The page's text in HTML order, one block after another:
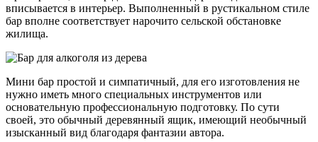
вписывается в интерьер. Выполненный в рустикальном стиле
бар вполне соответствует нарочито сельской обстановке
жилища.
Мини бар простой и симпатичный, для его изготовления не
нужно иметь много специальных инструментов или
основательную профессиональную подготовку. По сути
своей, это обычный деревянный ящик, имеющий необычный
изысканный вид благодаря фантазии автора.